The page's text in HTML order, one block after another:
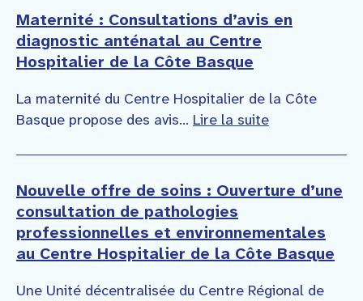
Maternité : Consultations d’avis en
diagnostic anténatal au Centre
Hospitalier de la Côte Basque
La maternité du Centre Hospitalier de la Côte
Basque propose des avis... Lire la suite
Nouvelle offre de soins : Ouverture d’une
consultation de pathologies
professionnelles et environnementales
au Centre Hospitalier de la Côte Basque
Une Unité décentralisée du Centre Régional de